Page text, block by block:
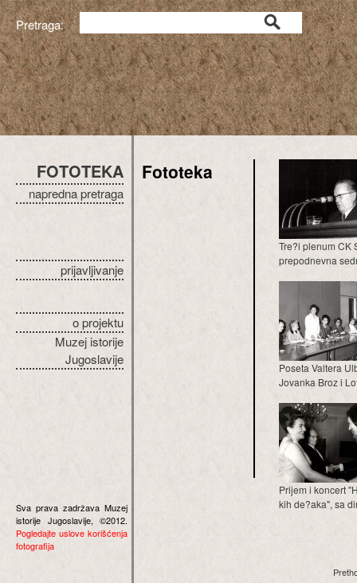
Pretraga:
FOTOTEKA
napredna pretraga
prijavljivanje
o projektu
Muzej istorije
Jugoslavije
Sva prava zadržava Muzej
istorije Jugoslavije, ©2012.
Pogledajte uslove korišćenja
fotografija
Fototeka
Tre?i plenum CK
prepodnevna
Poseta Valtera
Jovanka Broz i
Prijem i koncert
kih de?aka", sa